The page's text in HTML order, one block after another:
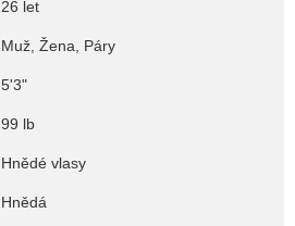
26 let
Muž, Žena, Páry
5'3"
99 lb
Hnědé vlasy
Hnědá